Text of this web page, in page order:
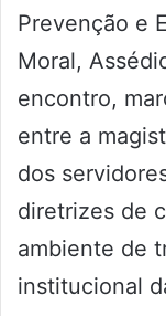
Prevenção e
Moral,
encontro,
entre a
dos
diretrizes de
ambiente de
institucional